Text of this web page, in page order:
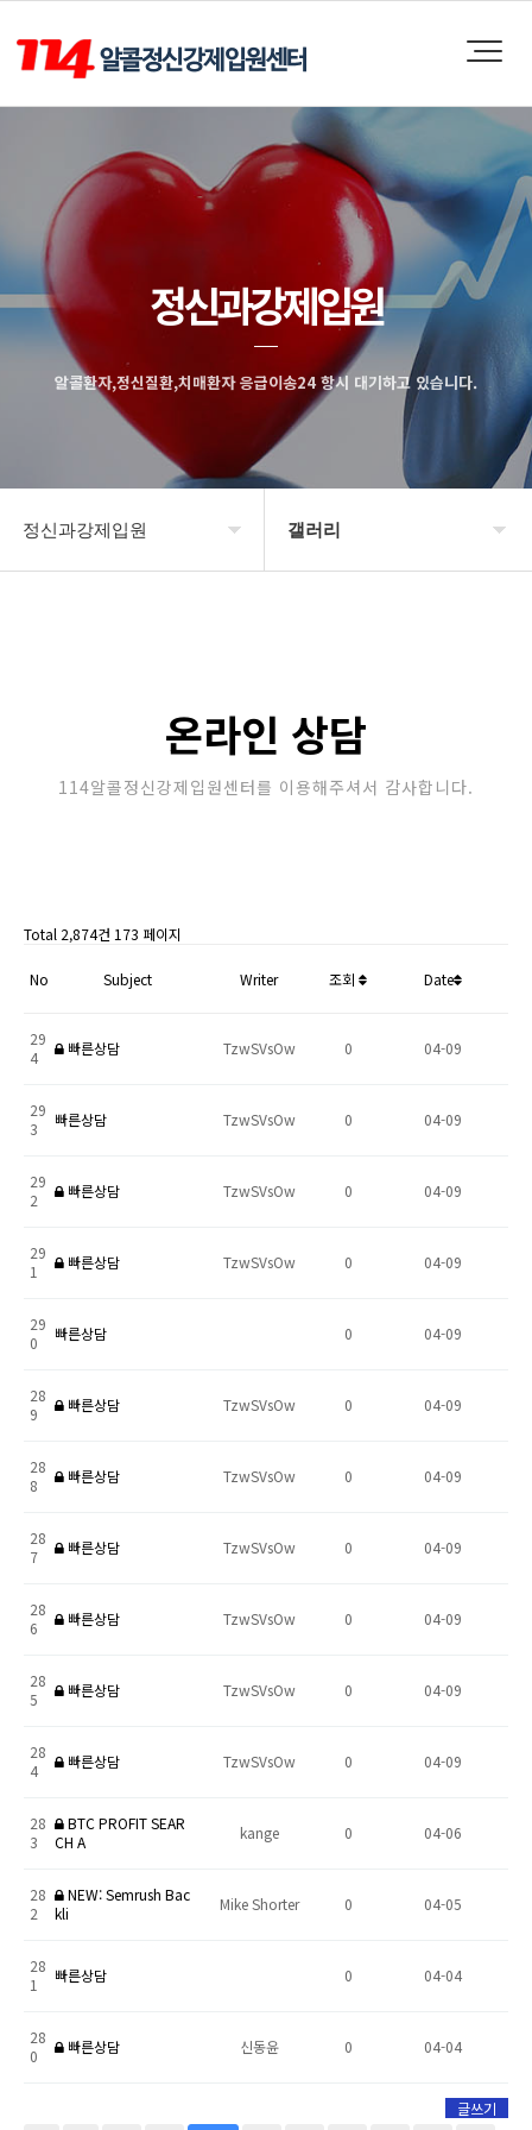
정신과강제입원
알콜환자,정신질환,치매환자 응급이송24 항시 대기하고 있습니다.
정신과강제입원 갤러리
온라인 상담
114알콜정신강제입원센터를 이용해주셔서 감사합니다.
Total 2,874건 173 페이지
No Subject Writer 조회 Date
29
4
빠른상담 TzwSVsOw 0 04-09
29
3
빠른상담 TzwSVsOw 0 04-09
29
2
빠른상담 TzwSVsOw 0 04-09
29
1
빠른상담 TzwSVsOw 0 04-09
29
0
빠른상담 0 04-09
28
9
빠른상담 TzwSVsOw 0 04-09
28
8
빠른상담 TzwSVsOw 0 04-09
28
7
빠른상담 TzwSVsOw 0 04-09
28
6
빠른상담 TzwSVsOw 0 04-09
28
5
빠른상담 TzwSVsOw 0 04-09
28
4
빠른상담 TzwSVsOw 0 04-09
28
3
BTC PROFIT SEAR
CH A
kange 0 04-06
28
2
NEW: Semrush Bac
kli
Mike Shorter 0 04-05
28
1
빠른상담 0 04-04
28
0
빠른상담 신동윤 0 04-04
글쓰기